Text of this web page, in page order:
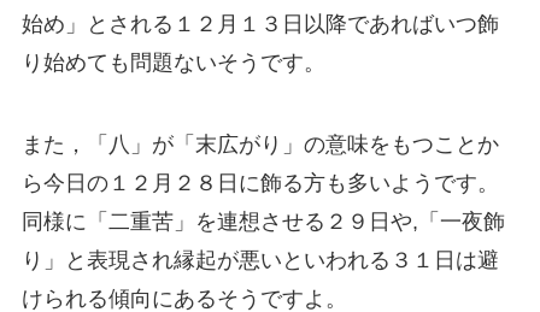
始め」とされる１２月１３日以降であればいつ飾
り始めても問題ないそうです。
また，「八」が「末広がり」の意味をもつことか
ら今日の１２月２８日に飾る方も多いようです。
同様に「二重苦」を連想させる２９日や,「一夜飾
り」と表現され縁起が悪いといわれる３１日は避
けられる傾向にあるそうですよ。